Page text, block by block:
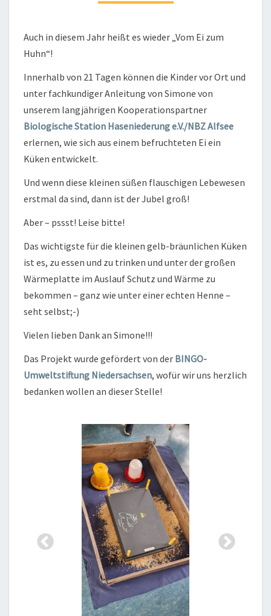
Auch in diesem Jahr heißt es wieder „Vom Ei zum
Huhn“!
Innerhalb von 21 Tagen können die Kinder vor Ort und
unter fachkundiger Anleitung von Simone von
unserem langjährigen Kooperationspartner
Biologische Station Haseniederung e.V./NBZ Alfsee
erlernen, wie sich aus einem befruchteten Ei ein
Küken entwickelt.
Und wenn diese kleinen süßen flauschigen Lebewesen
erstmal da sind, dann ist der Jubel groß!
Aber – pssst! Leise bitte!
Das wichtigste für die kleinen gelb-bräunlichen Küken
ist es, zu essen und zu trinken und unter der großen
Wärmeplatte im Auslauf Schutz und Wärme zu
bekommen – ganz wie unter einer echten Henne –
seht selbst;-)
Vielen lieben Dank an Simone!!!
Das Projekt wurde gefördert von der BINGO-
Umweltstiftung Niedersachsen, wofür wir uns herzlich
bedanken wollen an dieser Stelle!